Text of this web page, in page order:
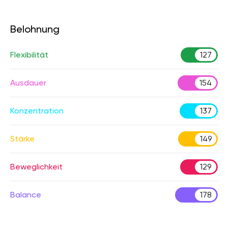
Belohnung
Flexibilität 127
Ausdauer 154
Konzentration 137
Stärke 149
Beweglichkeit 129
Balance 178